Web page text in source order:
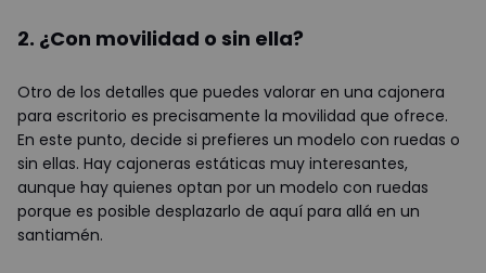
2. ¿Con movilidad o sin ella?
Otro de los detalles que puedes valorar en una cajonera
para escritorio es precisamente la movilidad que ofrece.
En este punto, decide si prefieres un modelo con ruedas o
sin ellas. Hay cajoneras estáticas muy interesantes,
aunque hay quienes optan por un modelo con ruedas
porque es posible desplazarlo de aquí para allá en un
santiamén.